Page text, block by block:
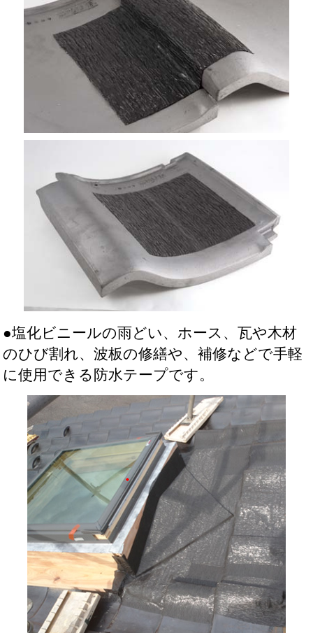
●塩化ビニールの雨どい、ホース、瓦や木材
のひび割れ、波板の修繕や、補修などで手軽
に使用できる防水テープです。